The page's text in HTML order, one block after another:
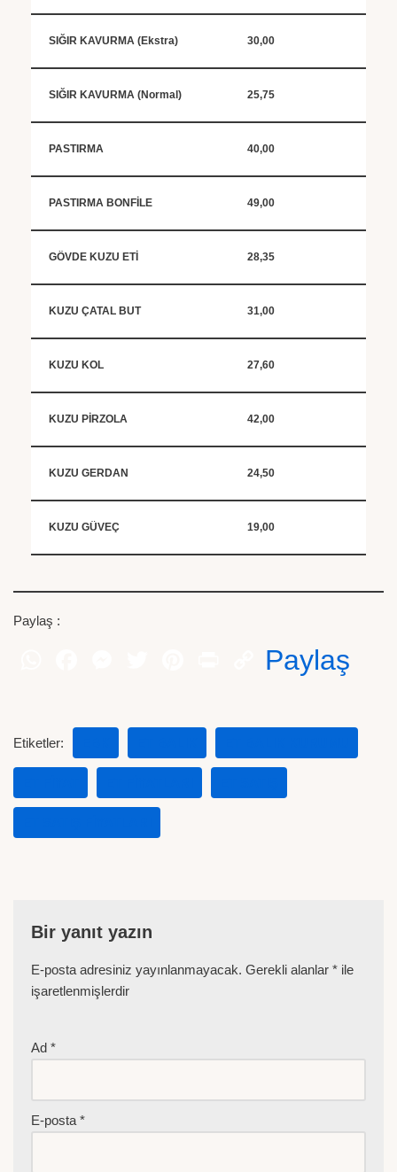
SIĞIR KAVURMA (Ekstra) 30,00
SIĞIR KAVURMA (Normal) 25,75
PASTIRMA 40,00
PASTIRMA BONFİLE 49,00
GÖVDE KUZU ETİ 28,35
KUZU ÇATAL BUT 31,00
KUZU KOL 27,60
KUZU PİRZOLA 42,00
KUZU GERDAN 24,50
KUZU GÜVEÇ 19,00
Paylaş :
Paylaş
Etiketler:
Bir yanıt yazın
E-posta adresiniz yayınlanmayacak. Gerekli alanlar * ile
işaretlenmişlerdir
Ad *
E-posta *